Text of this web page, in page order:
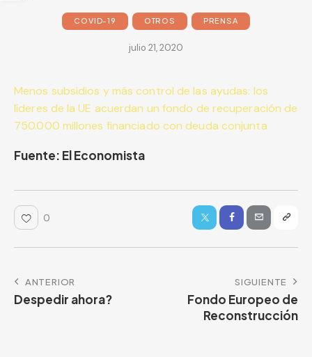
COVID-19 OTROS PRENSA
julio 21, 2020
Menos subsidios y más control de las ayudas: los
líderes de la UE acuerdan un fondo de recuperación de
750.000 millones financiado con deuda conjunta
Fuente: El Economista
0
ANTERIOR
Despedir ahora?
SIGUIENTE
Fondo Europeo de
Reconstrucción